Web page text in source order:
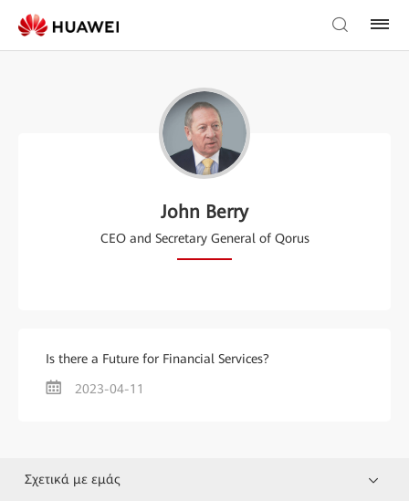
John Berry
CEO and Secretary General of Qorus
Is there a Future for Financial Services?
2023-04-11
Σχετικά με εμάς